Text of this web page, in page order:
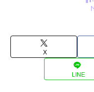
X
LINE